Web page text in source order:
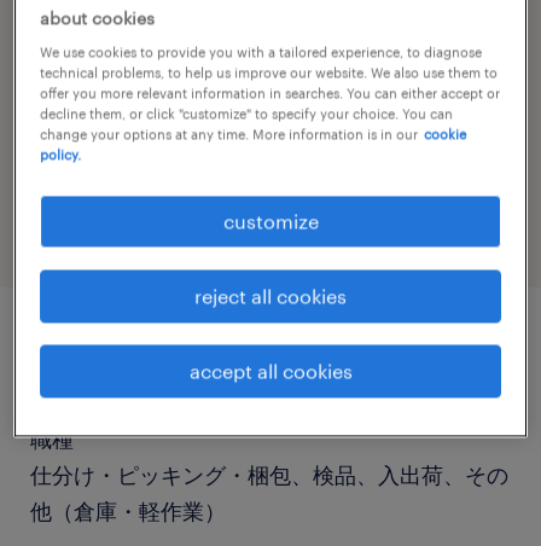
job category
職種
仕分け・ピッキング・梱包、検品、入出荷、その
他（倉庫・軽作業）
about cookies
We use cookies to provide you with a tailored experience, to diagnose
technical problems, to help us improve our website. We also use them to
offer you more relevant information in searches. You can either accept or
decline them, or click "customize" to specify your choice. You can
change your options at any time. More information is in our cookie
policy.
customize
reject all cookies
accept all cookies